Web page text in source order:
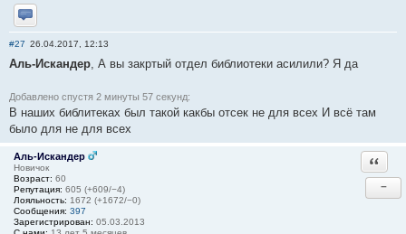
Отправить личное сообщение
#27 26.04.2017, 12:13
Аль-Искандер, А вы закртый отдел библиотеки асилили? Я да
Добавлено спустя 2 минуты 57 секунд:
В наших библитеках был такой какбы отсек не для всех И всё там
было для не для всех
Аль-Искандер
Новичок
Возраст: 60
Репутация: 605 (+609/−4)
Лояльность: 1672 (+1672/−0)
Сообщения: 397
Зарегистрирован: 05.03.2013
−